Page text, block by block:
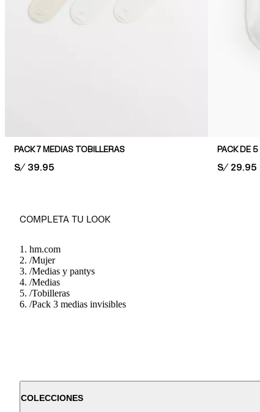
PACK 7 MEDIAS TOBILLERAS
PRICE:
S/ 39.95
PACK DE
PRICE:
S/ 29.95
COMPLETA TU LOOK
hm.com
/Mujer
/Medias y pantys
/Medias
/Tobilleras
/Pack 3 medias invisibles
COLECCIONES